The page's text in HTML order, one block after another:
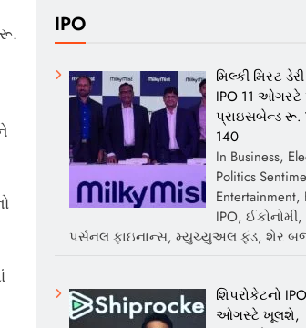
IPO
મિલ્કી મિસ્ટ
IPO 11
પ્રાઇસબેન્ડ રૂ.
140
In Business,
Politics
Entertainment,
IPO, ઈકોનોમી,
પર્સનલ ફાઇનાન્સ, મ્યુચ્યુઅલ ફંડ, શેર
શિપરોકેટનો
ઓગસ્ટે ખૂલશે,